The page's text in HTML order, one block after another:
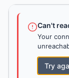
Can't
Your
Try